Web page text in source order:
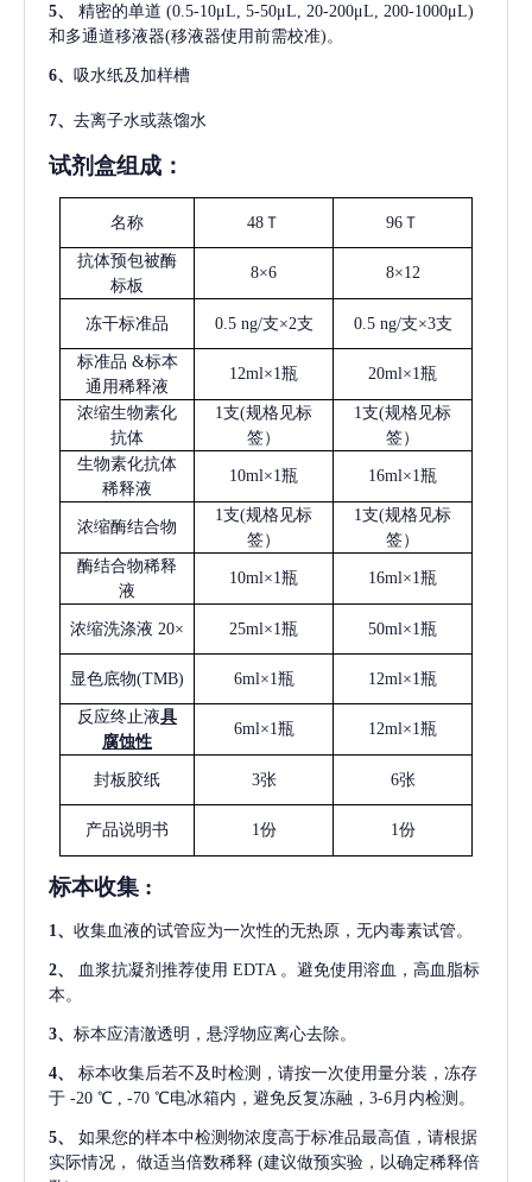
5、 精密的单道 (0.5-10μL, 5-50μL, 20-200μL, 200-1000μL)
和多通道移液器(移液器使用前需校准)。
6、 吸水纸及加样槽
7、 去离子水或蒸馏水
试剂盒组成：
名称 48Ｔ 96Ｔ
抗体预包被酶
标板
8×6 8×12
冻干标准品 0.5 ng/支×2支 0.5 ng/支×3支
标准品 &标本
通用稀释液
12ml×1瓶 20ml×1瓶
浓缩生物素化
抗体
1支(规格见标
签）
1支(规格见标
签）
生物素化抗体
稀释液
10ml×1瓶 16ml×1瓶
浓缩酶结合物
1支(规格见标
签）
1支(规格见标
签）
酶结合物稀释
液
10ml×1瓶 16ml×1瓶
浓缩洗涤液 20× 25ml×1瓶 50ml×1瓶
显色底物(TMB) 6ml×1瓶 12ml×1瓶
反应终止液具
腐蚀性
6ml×1瓶 12ml×1瓶
封板胶纸 3张 6张
产品说明书 1份 1份
标本收集 :
1 、 收集血液的试管应为一次性的无热原，无内毒素试管。
2、 血浆抗凝剂推荐使用 EDTA 。避免使用溶血，高血脂标
本。
3、 标本应清澈透明，悬浮物应离心去除。
4、
标本收集后若不及时检测，请按一次使用量分装，冻存
于 -20 ℃ , -70 ℃电冰箱内，避免反复冻融，3-6月内检测。
5、
如果您的样本中检测物浓度高于标准品最高值，请根据
实际情况，
做适当倍数稀释 (建议做预实验，以确定稀释倍